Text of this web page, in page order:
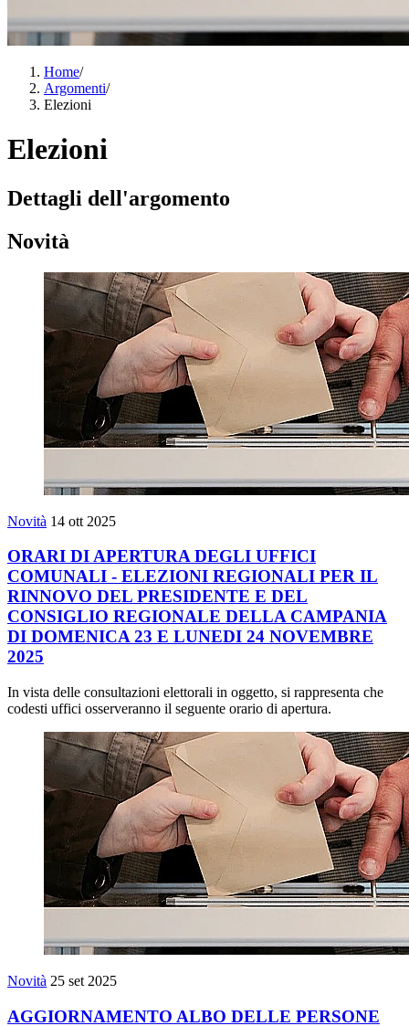
Home/
Argomenti/
Elezioni
Elezioni
Dettagli dell'argomento
Novità
Novità 14 ott 2025
ORARI DI APERTURA DEGLI UFFICI
COMUNALI - ELEZIONI REGIONALI PER IL
RINNOVO DEL PRESIDENTE E DEL
CONSIGLIO REGIONALE DELLA CAMPANIA
DI DOMENICA 23 E LUNEDI 24 NOVEMBRE
2025
In vista delle consultazioni elettorali in oggetto, si rappresenta che
codesti uffici osserveranno il seguente orario di apertura.
Novità 25 set 2025
AGGIORNAMENTO ALBO DELLE PERSONE